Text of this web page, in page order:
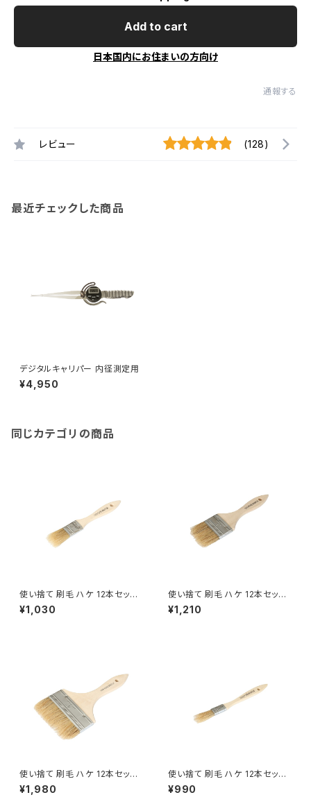
Add to cart
日本国内にお住まいの方向け
通報する
レビュー (128)
最近チェックした商品
デジタルキャリパー 内径測定用
¥4,950
同じカテゴリの商品
使い捨て 刷毛 ハケ 12本セット
中 1インチ
¥1,030
使い捨て 刷毛 ハケ 12本セット
大 2インチ
¥1,210
使い捨て 刷毛 ハケ 12本セット
特大 4インチ
¥1,980
使い捨て 刷毛 ハケ 12本セット
小 1/2インチ
¥990